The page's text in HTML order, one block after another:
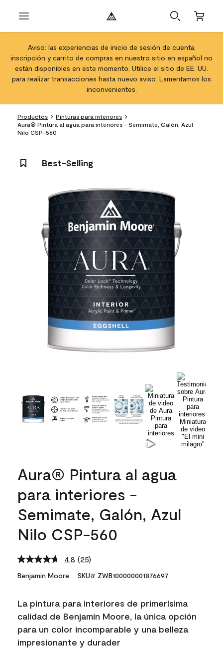
Aviso: las experiencias de inicio de sesión de cuenta,
inscripción y carrito de compras en nuestro sitio en español no
están disponibles en este momento. Utilice el sitio de EE. UU.
para realizar transacciones hasta nuevo aviso. Lamentamos los
inconvenientes.
Productos
Pinturas para interiores
Aura® Pintura al agua para interiores - Semimate, Galón, Azul
Nilo CSP-560
Best-Selling
Aura® Pintura al agua
para interiores -
Semimate, Galón, Azul
Nilo CSP-560
4.8 Read
25
Reviews.
link.
(25)
Benjamin Moore SKU# ZWB100000001876697
La pintura para interiores de primerísima
calidad de Benjamin Moore, la única opción
para un color incomparable y una belleza
impresionante y durader